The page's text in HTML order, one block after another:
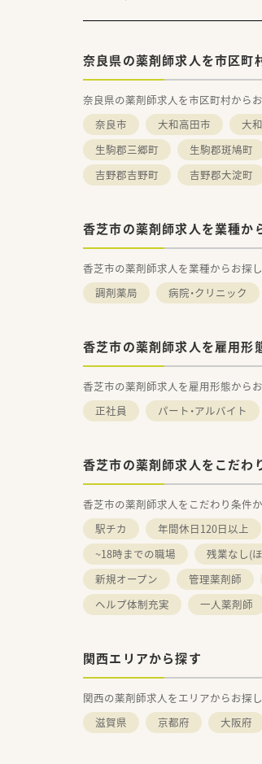
奈良県の薬剤師求人を市区町
奈良県の薬剤師求人を市区町村から
奈良市
大和高田市 大
生駒郡三郷町
生駒郡斑鳩町
吉野郡吉野町
吉野郡大淀町
香芝市の薬剤師求人を業種か
香芝市の薬剤師求人を業種からお探
調剤薬局
病院・クリニック
香芝市の薬剤師求人を雇用形
香芝市の薬剤師求人を雇用形態から
正社員
パート・アルバイト
香芝市の薬剤師求人をこだわ
香芝市の薬剤師求人をこだわり条件
駅チカ
年間休日120日以上
~18時までの職場
残業なし(
新規オープン
管理薬剤師
ヘルプ体制充実
一人薬剤師
関西エリアから探す
関西の薬剤師求人をエリアからお探
滋賀県
京都府 大阪府